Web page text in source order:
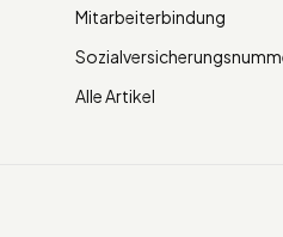
Mitarbeiterbindung
Alle Artikel